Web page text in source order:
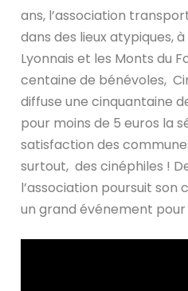
ans, l’association
dans des lieux atypiques,
Lyonnais et les Monts du
centaine de bénévoles,
diffuse une cinquantaine
pour moins de 5 euros la
satisfaction des
surtout, des cinéphiles !
l’association poursuit son
un grand événement pour